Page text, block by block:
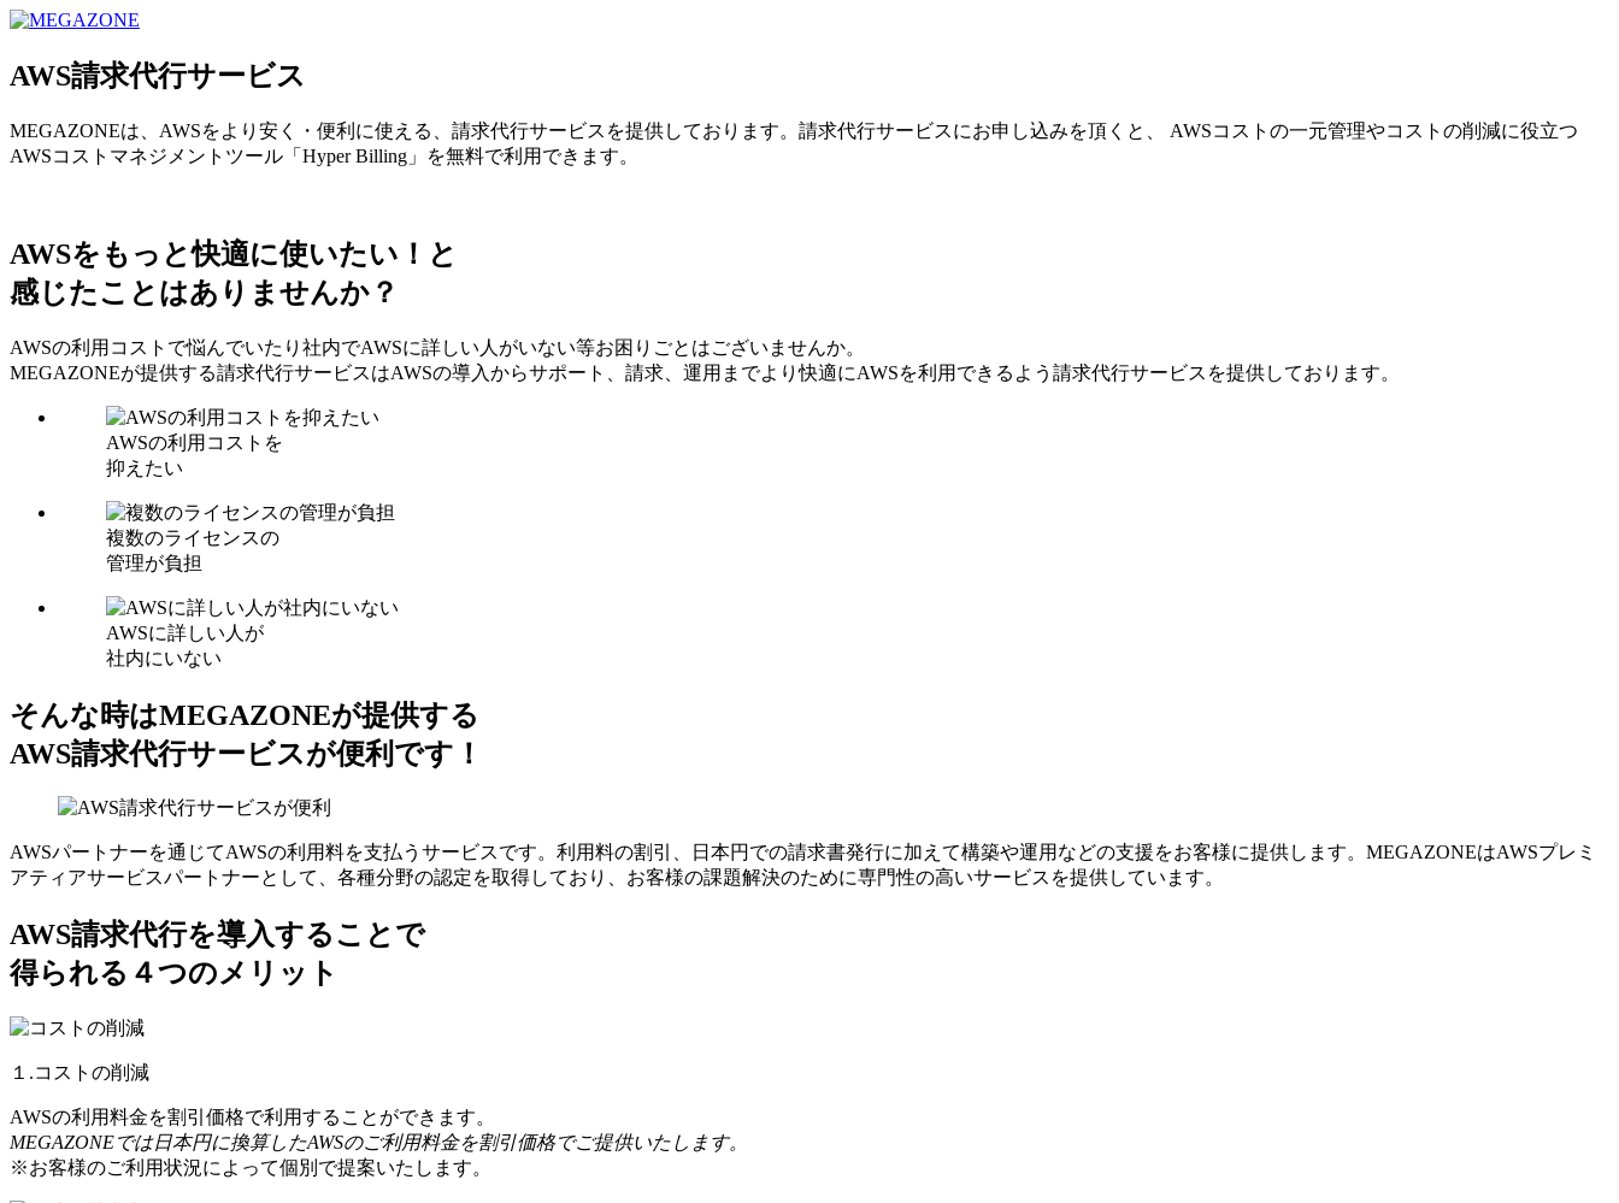
AWS請求代行サービス
MEGAZONEは、AWSをより安く・便利に使える、請求代行サービスを提供しております。請求代行サービスにお申し込みを頂くと、 AWSコストの一元管理やコストの削減に役立つ
AWSコストマネジメントツール「Hyper Billing」を無料で利用できます。
AWSをもっと快適に使いたい！と
感じたことはありませんか？
AWSの利用コストで悩んでいたり社内でAWSに詳しい人がいない等お困りごとはございませんか。
MEGAZONEが提供する請求代行サービスはAWSの導入からサポート、請求、運用までより快適にAWSを利用できるよう請求代行サービスを提供しております。
AWSの利用コストを
抑えたい
複数のライセンスの
管理が負担
AWSに詳しい人が
社内にいない
そんな時はMEGAZONEが提供する
AWS請求代行サービスが便利です！
AWSパートナーを通じてAWSの利用料を支払うサービスです。利用料の割引、日本円での請求書発行に加えて構築や運用などの支援をお客様に提供します。MEGAZONEはAWSプレミ
アティアサービスパートナーとして、各種分野の認定を取得しており、お客様の課題解決のために専門性の高いサービスを提供しています。
AWS請求代行を導入することで
得られる４つのメリット
１.コストの削減
AWSの利用料金を割引価格で利用することができます。
MEGAZONEでは日本円に換算したAWSのご利用料金を割引価格でご提供いたします。
※お客様のご利用状況によって個別で提案いたします。